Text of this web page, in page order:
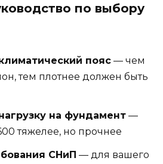
по выбору
пояс — чем
тем плотнее должен быть
на фундамент —
тяжелее, но прочнее
СНиП — для вашего